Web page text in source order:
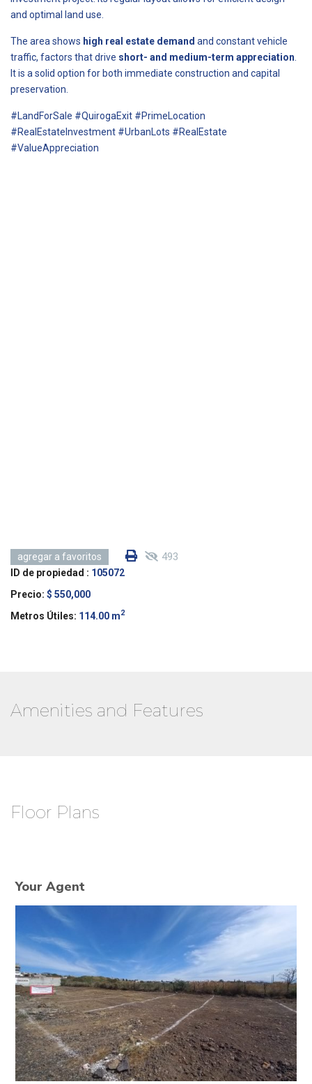
and optimal land use.
The area shows high real estate demand and constant vehicle
traffic, factors that drive short- and medium-term appreciation
It is a solid option for both immediate construction and capital
preservation.
#LandForSale #QuirogaExit #PrimeLocation
#RealEstateInvestment #UrbanLots #RealEstate
#ValueAppreciation
agregar a favoritos 493
ID de propiedad : 105072
Precio: $ 550,000
Metros Útiles: 114.00 m2
Amenities and Features
Floor Plans
Your Agent